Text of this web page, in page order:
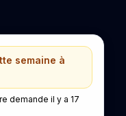
semaine à
demande il y a 17